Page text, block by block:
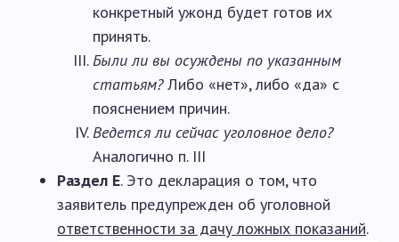
конкретный ужонд будет готов их
принять.
Были ли вы осуждены по указанным
статьям?Либо «нет», либо «да» с
пояснением причин.
Ведется ли сейчас уголовное дело?
Аналогично п. III
Раздел E. Это декларация о том, что
заявитель предупрежден об уголовной
ответственности за дачу ложных показаний.